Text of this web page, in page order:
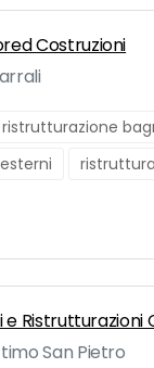
Costruzioni
ristrutturazione
e Ristrutturazioni
San Pietro